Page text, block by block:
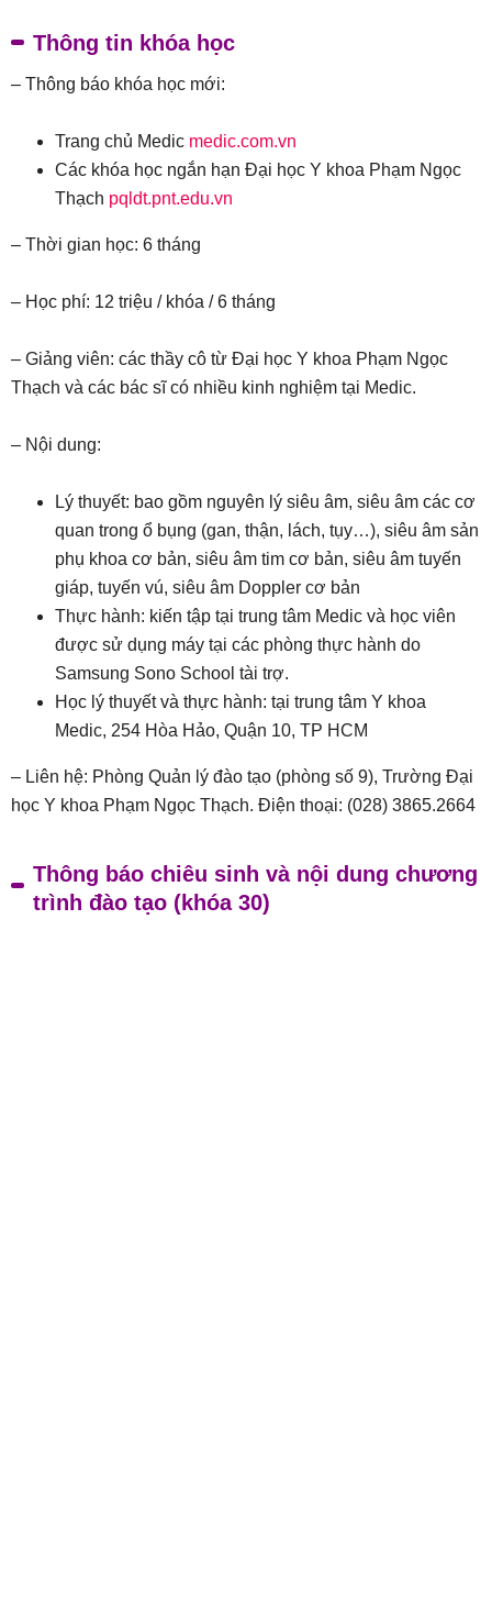
Thông tin khóa học
– Thông báo khóa học mới:
Trang chủ Medic medic.com.vn
Các khóa học ngắn hạn Đại học Y khoa Phạm Ngọc
Thạch pqldt.pnt.edu.vn
– Thời gian học: 6 tháng
– Học phí: 12 triệu / khóa / 6 tháng
– Giảng viên: các thầy cô từ Đại học Y khoa Phạm Ngọc
Thạch và các bác sĩ có nhiều kinh nghiệm tại Medic.
– Nội dung:
Lý thuyết: bao gồm nguyên lý siêu âm, siêu âm các cơ
quan trong ổ bụng (gan, thận, lách, tụy…), siêu âm sản
phụ khoa cơ bản, siêu âm tim cơ bản, siêu âm tuyến
giáp, tuyến vú, siêu âm Doppler cơ bản
Thực hành: kiến tập tại trung tâm Medic và học viên
được sử dụng máy tại các phòng thực hành do
Samsung Sono School tài trợ.
Học lý thuyết và thực hành: tại trung tâm Y khoa
Medic, 254 Hòa Hảo, Quận 10, TP HCM
– Liên hệ: Phòng Quản lý đào tạo (phòng số 9), Trường Đại
học Y khoa Phạm Ngọc Thạch. Điện thoại: (028) 3865.2664
Thông báo chiêu sinh và nội dung chương
trình đào tạo (khóa 30)